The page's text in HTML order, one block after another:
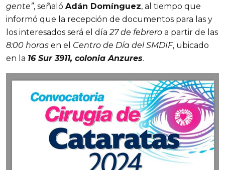
gente”, señaló Adán Domínguez, al tiempo que
informó que la recepción de documentos para las y
los interesados será el día27 de febrero a partir de las
8:00 horas en el Centro de Día del SMDIF, ubicado
en la 16 Sur 3911, colonia Anzures.